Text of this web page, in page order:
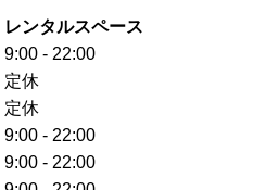
レンタルスペース
9:00 - 22:00
定休
定休
9:00 - 22:00
9:00 - 22:00